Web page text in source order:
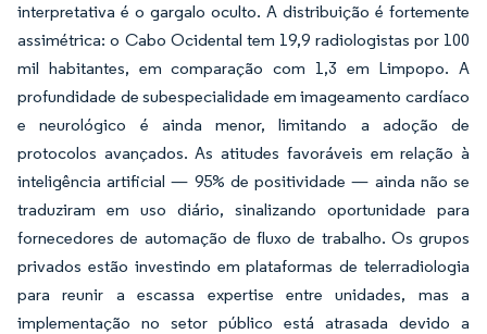
interpretativa é o gargalo oculto. A distribuição é fortemente
assimétrica: o Cabo Ocidental tem 19,9 radiologistas por 100
mil habitantes, em comparação com 1,3 em Limpopo. A
profundidade de subespecialidade em imageamento cardíaco
e neurológico é ainda menor, limitando a adoção de
protocolos avançados. As atitudes favoráveis em relação à
inteligência artificial — 95% de positividade — ainda não se
traduziram em uso diário, sinalizando oportunidade para
fornecedores de automação de fluxo de trabalho. Os grupos
privados estão investindo em plataformas de telerradiologia
para reunir a escassa expertise entre unidades, mas a
implementação no setor público está atrasada devido a